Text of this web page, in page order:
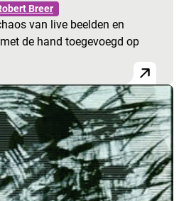
Breer
van live beelden en
de hand toegevoegd op